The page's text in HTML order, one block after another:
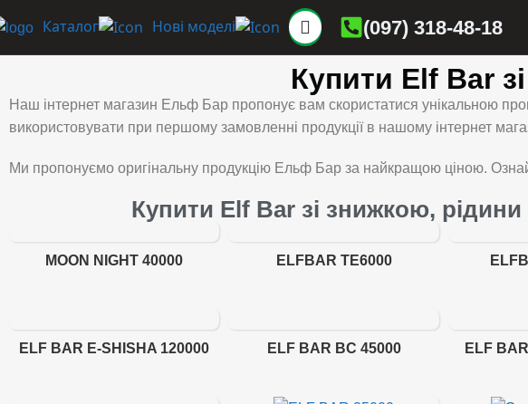
Каталог Нові моделі (097) 318-48-18
Купити Elf Bar
Наш інтернет магазин Ельф Бар пропонує вам скористатися унікальною
використовувати при першому замовленні продукції в нашому інтернет
Ми пропонуємо оригінальну продукцію Ельф Бар за найкращою ціною.
Купити Elf Bar зі знижкою, рідини
MOON NIGHT 40000 ELFBAR TE6000
ELF BAR E-SHISHA 120000 ELF BAR BC 45000 ELF